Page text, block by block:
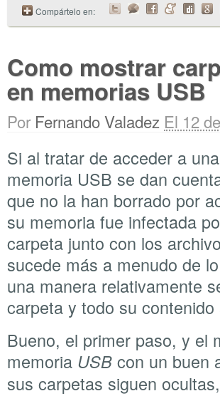
Compártelo en:
Como mostrar
en memorias USB
Por Fernando Valadez El 12
Si al tratar de acceder a
memoria USB se dan
que no la han borrado por
su memoria fue infectada
carpeta junto con los
sucede más a menudo de
una manera relativamente
carpeta y todo su
Bueno, el primer paso, y el
memoria USB con un buen
sus carpetas siguen